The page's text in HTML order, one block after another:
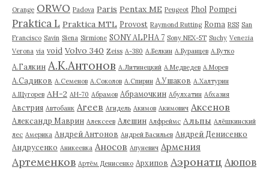
Orange ORWO Padova Paris Pentax ME Peugeot Phol Pompei
Praktica L Praktica MTL Provost Raymond Rutting Roma RSS San
Francisco Savin Siena Sirmione SONY ALPHA 7 Sony NEX-5T Suchy Venezia
Verona via void Volvo 340 Zeiss А-380 А.Белкин А.Буранцев А.Бутко
А.Галкин А.К.Антонов А.Литинецкий А.Медведев А.Морев
А.Садиков А.Семенов А.Соколов А.Спирин А.Ушаков А.Халтурин
А.Щугорев АН-2 АН-70 Абрамов Абрамочкин Абулхатин Абхазия
Австрия Автобанк Агеев Агидель Акимов Акимович Аксенов
Александр Маврин Алексеев Алешин Алфреймс Альпы Алёшкинский
лес Америка Андрей Антонов Андрей Васильев Андрей Денисенко
Андрусенко Аникеевка Аносов Апуневич Армения
Артеменков Артём Денисенко Архипов Аэронатц Аюпов